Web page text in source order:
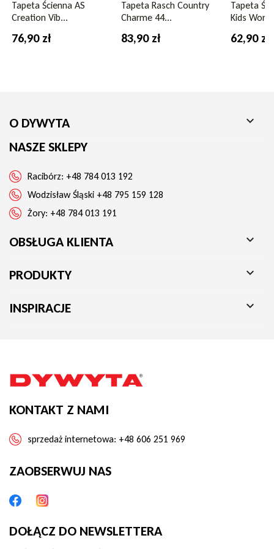
która podkreśli charakter wnętrza, a jednocześnie pozwoli na
Tapeta Ścienna AS
Creation Vib...
76,90 zł
Tapeta Rasch Country
Charme 44...
83,90 zł
Tapeta
Kids Worl...
62,90 zł
O DYWYTA 
NASZE SKLEPY
Racibórz: +48 784 013 192
Wodzisław Śląski +48 795 159 128
Żory: +48 784 013 191
OBSŁUGA KLIENTA 
PRODUKTY 
INSPIRACJE 
KONTAKT Z NAMI
sprzedaż internetowa: +48 606 251 969
ZAOBSERWUJ NAS
DOŁĄCZ DO NEWSLETTERA